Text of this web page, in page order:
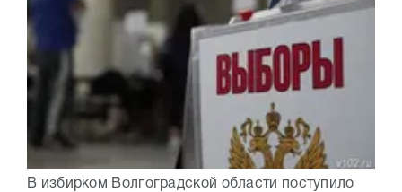
В избирком Волгоградской области поступило